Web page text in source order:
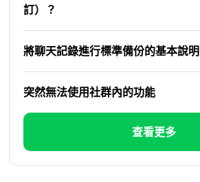
訂）？
將聊天記錄進行標準備份的基本說明
突然無法使用社群內的功能
查看更多